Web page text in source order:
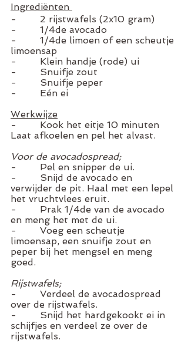
Ingrediënten
-        2 rijstwafels (2x10 gram)
-        1/4de avocado
-        1/4de limoen of een scheutje
limoensap
-        Klein handje (rode) ui
-        Snuifje zout
-        Snuifje peper
-        Eén ei
Werkwijze
-        Kook het eitje 10 minuten
Laat afkoelen en pel het alvast.
Voor de avocadospread;
-        Pel en snipper de ui.
-        Snijd de avocado en
verwijder de pit. Haal met een lepel
het vruchtvlees eruit.
-        Prak 1/4de van de avocado
en meng het met de ui.
-        Voeg een scheutje
limoensap, een snuifje zout en
peper bij het mengsel en meng
goed.
Rijstwafels;
-        Verdeel de avocadospread
over de rijstwafels.
-        Snijd het hardgekookt ei in
schijfjes en verdeel ze over de
rijstwafels.